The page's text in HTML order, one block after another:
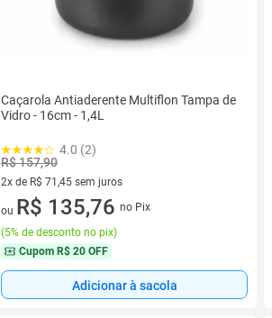
Caçarola Antiaderente Multiflon Tampa de
Vidro - 16cm - 1,4L
4.0 (2)
R$ 157,90
2x de R$ 71,45 sem juros
2 vez de R$ 71,45 sem juros
ou R$ 135,76 no Pix
(5% de desconto no pix)
Cupom R$ 20 OFF
Adicionar à sacola